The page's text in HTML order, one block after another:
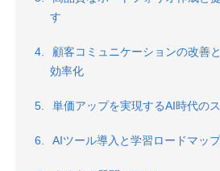
す
顧客コミュニケーションの改善
効率化
単価アップを実現するAI時代の
AIツール導入と学習ロードマッ